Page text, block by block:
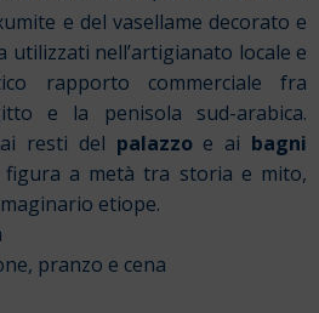
e del vasellame decorato e
utilizzati nell’artigianato locale e
rapporto commerciale fra
e la penisola sud-arabica.
resti del palazzoe ai bagni
figura a metà tra storia e mito,
etiope.
pranzo e cena